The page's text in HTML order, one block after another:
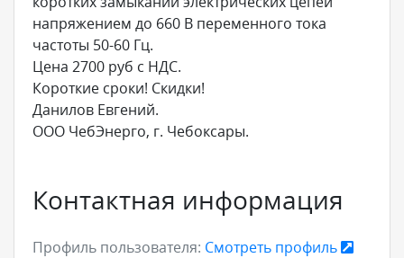
напряжением до 660 В переменного тока
частоты 50-60 Гц.
Цена 2700 руб с НДС.
Короткие сроки! Скидки!
Данилов Евгений.
ООО ЧебЭнерго, г. Чебоксары.
Контактная информация
Профиль пользователя: Смотреть профиль